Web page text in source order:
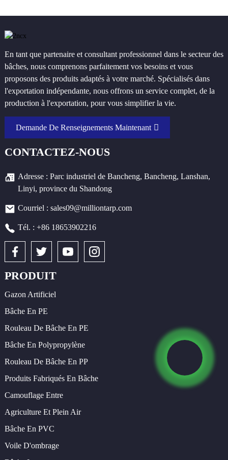
En tant que partenaire et consultant professionnel dans le secteur des
bâches, nous comprenons parfaitement vos besoins et vous
proposons des produits adaptés à votre marché. Spécialisés dans
l'exportation indépendante, nous offrons un service complet, de la
production à l'exportation, pour vous simplifier la vie.
Demande De Renseignements Maintenant
CONTACTEZ-NOUS
Adresse : Parc industriel de Bancheng, Bancheng, Lanshan,
Linyi, province du Shandong
Courriel : sales09@milliontarp.com
Tél. : +86 18653902216
PRODUIT
Gazon Artificiel
Bâche En PE
Rouleau De Bâche En PE
Bâche En Polypropylène
Rouleau De Bâche En PP
Produits Fabriqués En Bâche
Camouflage Entre
Agriculture Et Plein Air
Bâche En PVC
Voile D'ombrage